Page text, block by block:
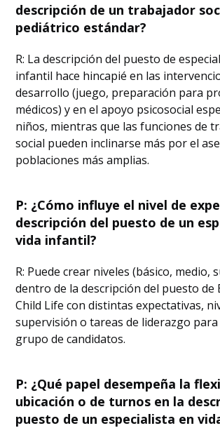
descripción de un trabajador
pediátrico estándar?
R: La descripción del puesto de
infantil hace hincapié en las
desarrollo (juego, preparación para
médicos) y en el apoyo psicosocial
niños, mientras que las funciones de
social pueden inclinarse más por el
poblaciones más amplias.
P: ¿Cómo influye el nivel de
descripción del puesto de un
vida infantil?
R: Puede crear niveles (básico, medio,
dentro de la descripción del puesto de
Child Life con distintas expectativas,
supervisión o tareas de liderazgo
grupo de candidatos.
P: ¿Qué papel desempeña la
ubicación o de turnos en la
puesto de un especialista en